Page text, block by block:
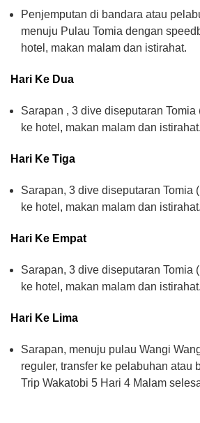
Penjemputan di bandara atau
menuju Pulau Tomia dengan
hotel, makan malam dan istirahat.
Hari Ke Dua
Sarapan , 3 dive diseputaran
ke hotel, makan malam dan istirahat.
Hari Ke Tiga
Sarapan, 3 dive diseputaran Tomia
ke hotel, makan malam dan istirahat.
Hari Ke Empat
Sarapan, 3 dive diseputaran Tomia
ke hotel, makan malam dan istirahat.
Hari Ke Lima
Sarapan, menuju pulau Wangi
reguler, transfer ke pelabuhan atau
Trip Wakatobi 5 Hari 4 Malam